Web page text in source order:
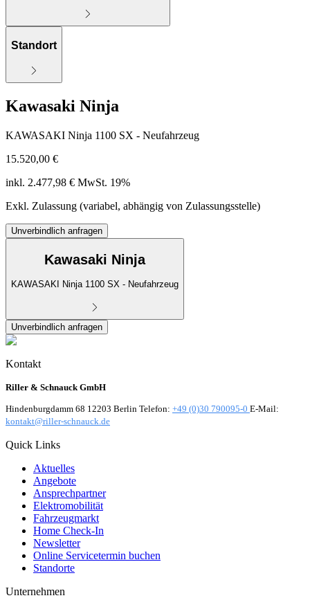
Standort
Kawasaki Ninja
KAWASAKI Ninja 1100 SX - Neufahrzeug
15.520,00 €
inkl. 2.477,98 € MwSt. 19%
Exkl. Zulassung (variabel, abhängig von Zulassungsstelle)
Unverbindlich anfragen
Kawasaki Ninja
KAWASAKI Ninja 1100 SX - Neufahrzeug
Unverbindlich anfragen
Kontakt
Riller & Schnauck GmbH
Hindenburgdamm 68 12203 Berlin Telefon: +49 (0)30 790095-0 E-Mail:
kontakt@riller-schnauck.de
Quick Links
Aktuelles
Angebote
Ansprechpartner
Elektromobilität
Fahrzeugmarkt
Home Check-In
Newsletter
Online Servicetermin buchen
Standorte
Unternehmen